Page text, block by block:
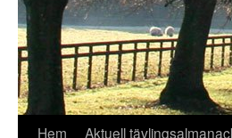
Hem Aktuell